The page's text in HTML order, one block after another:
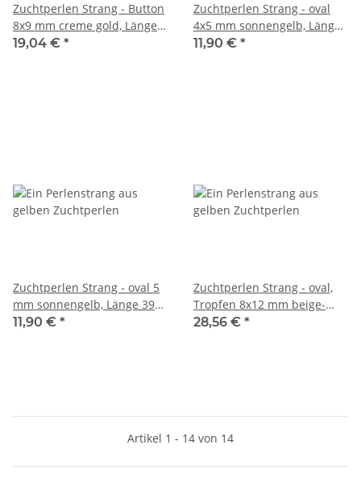
Zuchtperlen Strang - Button
8x9 mm creme gold, Länge
40,5 cm /7383
19,04 € *
Zuchtperlen Strang - oval
4x5 mm sonnengelb, Länge
35,5 cm /7493
11,90 € *
Zuchtperlen Strang - oval 5
mm sonnengelb, Länge 39
cm /7620
11,90 € *
Zuchtperlen Strang - oval,
Tropfen 8x12 mm beige-
gold, Länge 40 cm /7250
28,56 € *
Artikel 1 - 14 von 14